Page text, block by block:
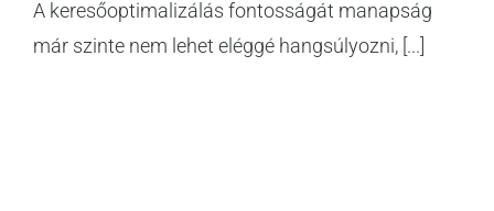
A keresőoptimalizálás fontosságát manapság
már szinte nem lehet eléggé hangsúlyozni, [...]